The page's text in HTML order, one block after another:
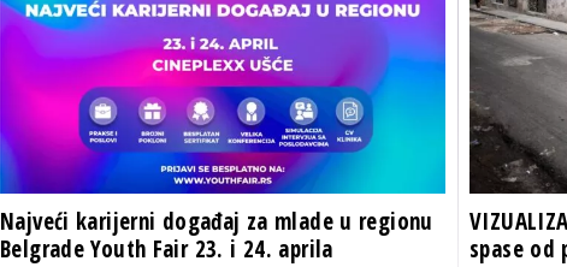
Najveći karijerni događaj za mlade u regionu
Belgrade Youth Fair 23. i 24. aprila
spase od